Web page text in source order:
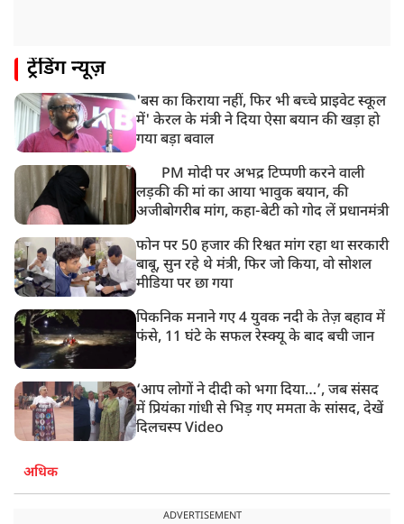
ट्रेंडिंग न्यूज़
'बस का किराया नहीं, फिर भी बच्चे प्राइवेट स्कूल
में' केरल के मंत्री ने दिया ऐसा बयान की खड़ा हो
गया बड़ा बवाल
PM मोदी पर अभद्र टिप्पणी करने वाली
लड़की की मां का आया भावुक बयान, की
अजीबोगरीब मांग, कहा-बेटी को गोद लें प्रधानमंत्री
फोन पर 50 हजार की रिश्वत मांग रहा था सरकारी
बाबू, सुन रहे थे मंत्री, फिर जो किया, वो सोशल
मीडिया पर छा गया
पिकनिक मनाने गए 4 युवक नदी के तेज़ बहाव में
फंसे, 11 घंटे के सफल रेस्क्यू के बाद बची जान
‘आप लोगों ने दीदी को भगा दिया…’, जब संसद
में प्रियंका गांधी से भिड़ गए ममता के सांसद, देखें
दिलचस्प Video
अधिक
ADVERTISEMENT